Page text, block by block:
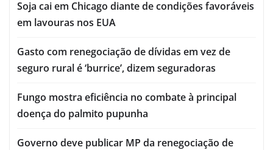
Soja cai em Chicago diante de condições favoráveis
em lavouras nos EUA
Gasto com renegociação de dívidas em vez de
seguro rural é ‘burrice’, dizem seguradoras
Fungo mostra eficiência no combate à principal
doença do palmito pupunha
Governo deve publicar MP da renegociação de